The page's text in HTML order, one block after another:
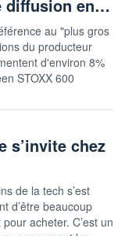
diffusion en…
au "plus gros
du producteur
d'environ 8%
STOXX 600
s’invite chez
de la tech s’est
d’être beaucoup
acheter. C’est un